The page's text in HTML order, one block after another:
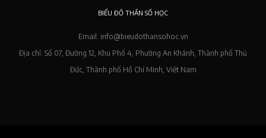
BIỂU ĐỒ THẦN SỐ HỌC
Email: info@bieudothansohoc.vn
Địa chỉ: Số 07, Đường 12, Khu Phố 4, Phường An Khánh, Thành phố Thủ
Đức, Thành phố Hồ Chí Minh, Việt Nam